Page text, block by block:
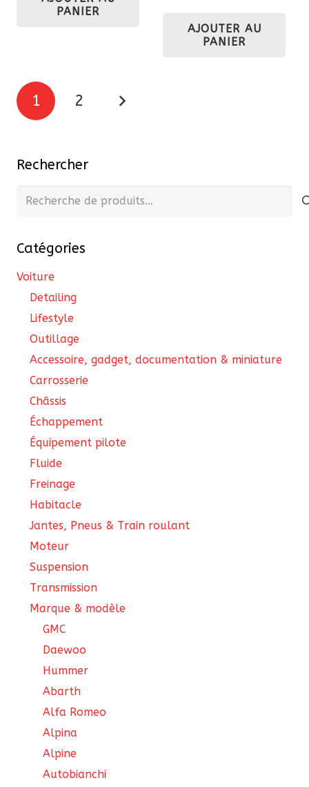
234,74 €.
PANIER
était :
199,65 €.
AJOUTER AU
PANIER
Pagination
des
1 2
Rechercher
Recherche
Catégories
Voiture
Detailing
Lifestyle
Outillage
Accessoire, gadget, documentation & miniature
Carrosserie
Châssis
Échappement
Équipement pilote
Fluide
Freinage
Habitacle
Jantes, Pneus & Train roulant
Moteur
Suspension
Transmission
Marque & modèle
GMC
Daewoo
Hummer
Abarth
Alfa Romeo
Alpina
Alpine
Autobianchi